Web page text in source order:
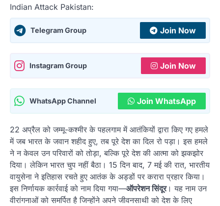
Indian Attack Pakistan:
Telegram Group Join Now
Instagram Group Join Now
WhatsApp Channel Join WhatsApp
22 अप्रैल को जम्मू-कश्मीर के पहलगाम में आतंकियों द्वारा किए गए हमले
में जब भारत के जवान शहीद हुए, तब पूरे देश का दिल रो पड़ा। इस हमले
ने न केवल उन परिवारों को तोड़ा, बल्कि पूरे देश की आत्मा को झकझोर
दिया। लेकिन भारत चुप नहीं बैठा। 15 दिन बाद, 7 मई की रात, भारतीय
वायुसेना ने इतिहास रचते हुए आतंक के अड्डों पर करारा प्रहार किया।
इस निर्णायक कार्रवाई को नाम दिया गया—ऑपरेशन सिंदूर। यह नाम उन
वीरांगनाओं को समर्पित है जिन्होंने अपने जीवनसाथी को देश के लिए